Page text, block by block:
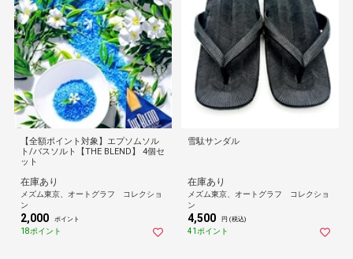
【全額ポイント対象】エプソムソル
ト/バスソルト【THE BLEND】 4個セ
ット
在庫あり
メズム東京、オートグラフ コレクショ
ン
2,000 ポイント
18ポイント
雪駄サンダル
在庫あり
メズム東京、オートグラフ コレクショ
ン
4,500 円 (税込)
41ポイント